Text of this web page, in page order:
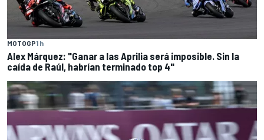
MOTOGP1 h
Alex Márquez: "Ganar a las Aprilia será imposible. Sin la
caída de Raúl, habrían terminado top 4"